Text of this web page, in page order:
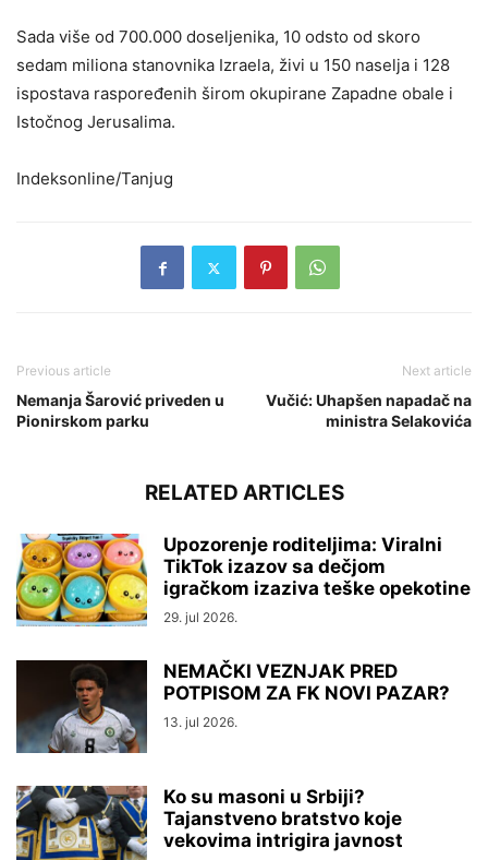
Sada više od 700.000 doseljenika, 10 odsto od skoro
sedam miliona stanovnika Izraela, živi u 150 naselja i 128
ispostava raspoređenih širom okupirane Zapadne obale i
Istočnog Jerusalima.
Indeksonline/Tanjug
Previous article
Nemanja Šarović priveden u
Pionirskom parku
Next article
Vučić: Uhapšen napadač na
ministra Selakovića
RELATED ARTICLES
Upozorenje roditeljima: Viralni
TikTok izazov sa dečjom
igračkom izaziva teške opekotine
29. jul 2026.
NEMAČKI VEZNJAK PRED
POTPISOM ZA FK NOVI PAZAR?
13. jul 2026.
Ko su masoni u Srbiji?
Tajanstveno bratstvo koje
vekovima intrigira javnost